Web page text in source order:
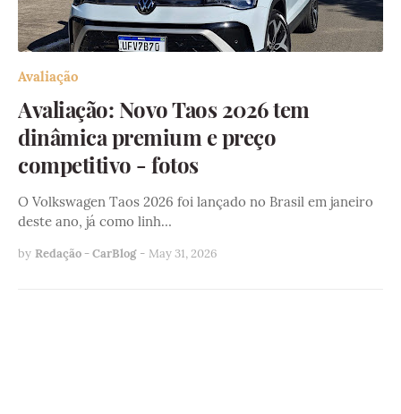
Avaliação
Avaliação: Novo Taos 2026 tem
dinâmica premium e preço
competitivo - fotos
O Volkswagen Taos 2026 foi lançado no Brasil em janeiro
deste ano, já como linh…
by Redação - CarBlog - May 31, 2026